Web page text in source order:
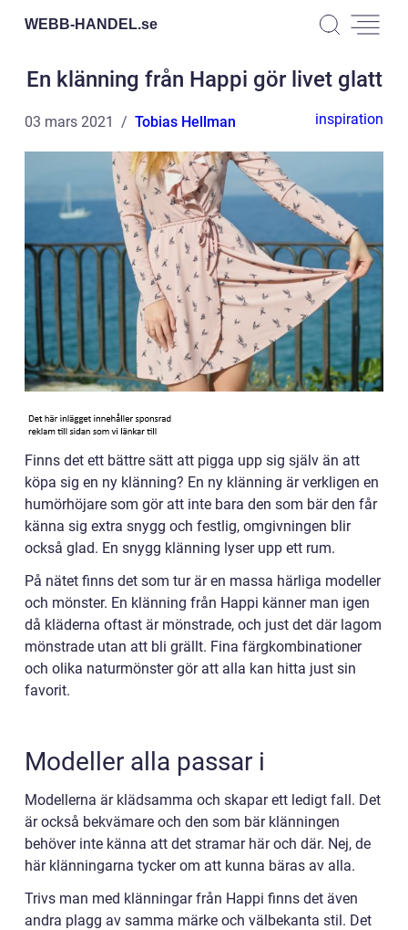
WEBB-HANDEL.se
En klänning från Happi gör livet glatt
03 mars 2021 Tobias Hellman inspiration
Finns det ett bättre sätt att pigga upp sig själv än att
köpa sig en ny klänning? En ny klänning är verkligen en
humörhöjare som gör att inte bara den som bär den får
känna sig extra snygg och festlig, omgivningen blir
också glad. En snygg klänning lyser upp ett rum.
På nätet finns det som tur är en massa härliga modeller
och mönster. En klänning från Happi känner man igen
då kläderna oftast är mönstrade, och just det där lagom
mönstrade utan att bli grällt. Fina färgkombinationer
och olika naturmönster gör att alla kan hitta just sin
favorit.
Modeller alla passar i
Modellerna är klädsamma och skapar ett ledigt fall. Det
är också bekvämare och den som bär klänningen
behöver inte känna att det stramar här och där. Nej, de
här klänningarna tycker om att kunna bäras av alla.
Trivs man med klänningar från Happi finns det även
andra plagg av samma märke och välbekanta stil. Det